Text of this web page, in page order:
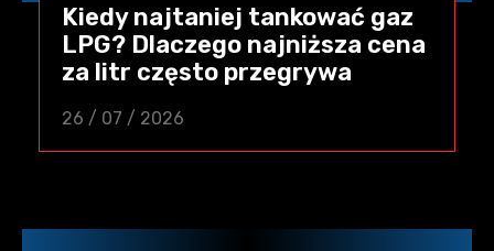
Kiedy najtaniej tankować gaz
LPG? Dlaczego najniższa cena
za litr często przegrywa
26 / 07 / 2026